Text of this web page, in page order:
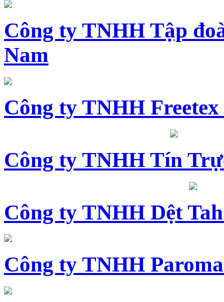
Công ty TNHH Tập
Nam
Công ty TNHH
Công ty TNHH Tín
Công ty TNHH Dệt
Công ty TNHH